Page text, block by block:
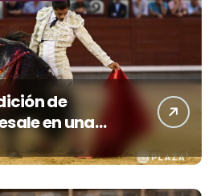
de
en una
Ventas